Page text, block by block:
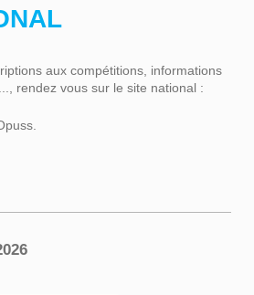
aux compétitions, informations
rendez vous sur le site national :